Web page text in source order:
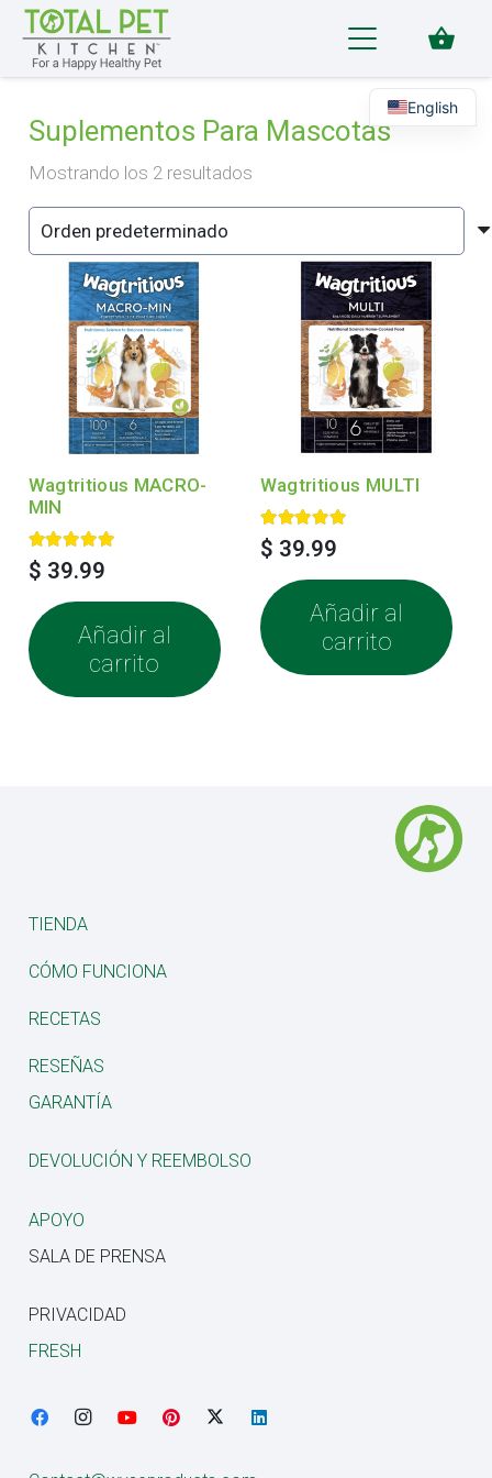
shopping_basket
Suplementos Para Mascotas
Mostrando los 2 resultados
Wagtritious MACRO-
MIN
Valorado con
$ 39.99
Añadir al
carrito
Wagtritious MULTI
Valorado con
$ 39.99
Añadir al
carrito
TIENDA
CÓMO FUNCIONA
RECETAS
RESEÑAS
GARANTÍA
DEVOLUCIÓN Y REEMBOLSO
APOYO
SALA DE PRENSA
PRIVACIDAD
FRESH
English